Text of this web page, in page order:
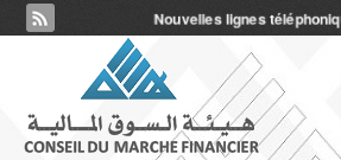
Nouvelles lignes